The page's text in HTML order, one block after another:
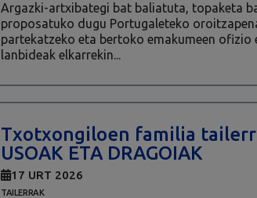
Argazki-artxibategi bat baliatuta, topaketa
proposatuko dugu Portugaleteko
partekatzeko eta bertoko emakumeen ofizio
lanbideak elkarrekin...
Txotxongiloen familia
USOAK ETA DRAGOIAK
17 URT 2026
TAILERRAK